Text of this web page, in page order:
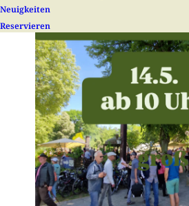
Neuigkeiten
Reservieren